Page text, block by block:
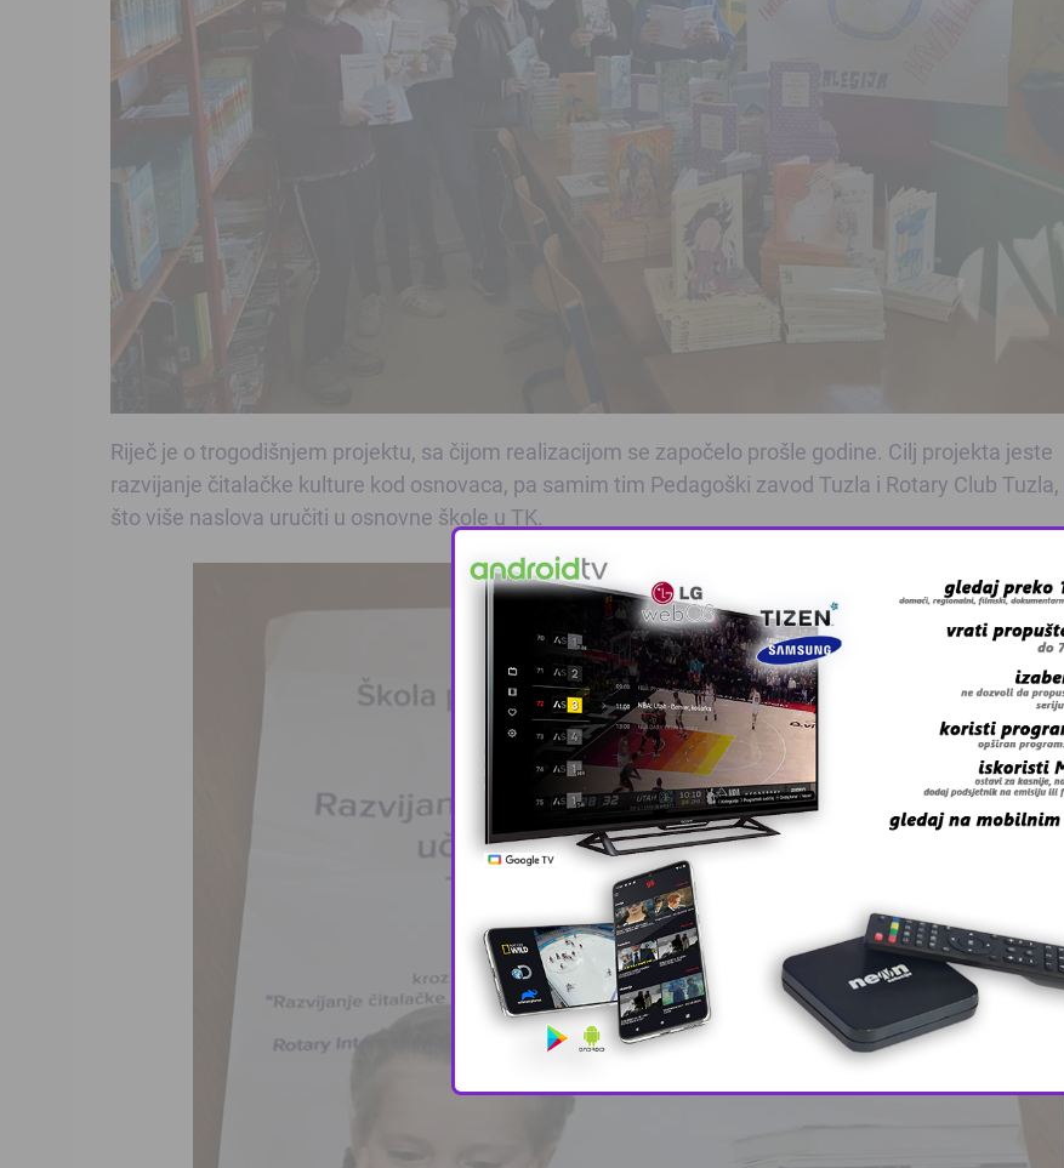
Riječ je o trogodišnjem projektu, sa čijom realizacijom se započelo prošle godine. Cilj projekta jeste
razvijanje čitalačke kulture kod osnovaca, pa samim tim Pedagoški zavod Tuzla i Rotary Club
što više naslova uručiti u osnovne škole u TK.